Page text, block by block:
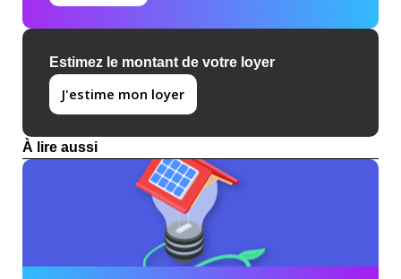
Estimez le montant de votre loyer
J'estime mon loyer
À lire aussi